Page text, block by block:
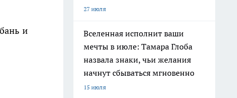
и
27 июля
Вселенная исполнит ваши
мечты в июле: Тамара Глоба
назвала знаки, чьи желания
начнут сбываться мгновенно
15 июля